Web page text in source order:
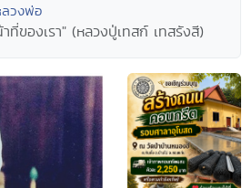
ลวงพ่อ
ที่ของเรา" (หลวงปู่เทสก์ เทสรังสี)